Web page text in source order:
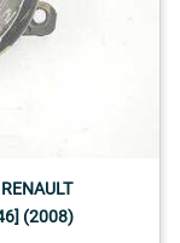
RENAULT
(2008)